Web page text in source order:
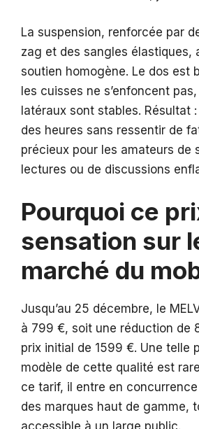
La suspension, renforcée par
zag et des sangles élastiques,
soutien homogène. Le dos est
les cuisses ne s’enfoncent
latéraux sont stables. Résultat
des heures sans ressentir de
précieux pour les amateurs de
lectures ou de discussions
Pourquoi ce
sensation sur
marché du
Jusqu’au 25 décembre, le
à 799 €, soit une réduction de
prix initial de 1599 €. Une telle
modèle de cette qualité est
ce tarif, il entre en
des marques haut de gamme,